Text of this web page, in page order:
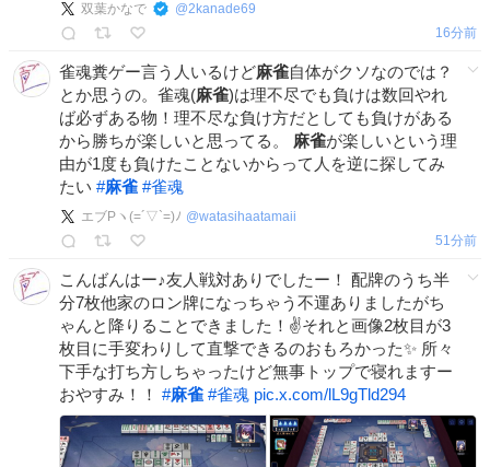
双葉かなで @2kanade69
16分前
雀魂糞ゲー言う人いるけど麻雀自体がクソなのでは？
とか思うの。雀魂(麻雀)は理不尽でも負けは数回やれ
ば必ずある物！理不尽な負け方だとしても負けがある
から勝ちが楽しいと思ってる。 麻雀が楽しいという理
由が1度も負けたことないからって人を逆に探してみ
たい #麻雀 #雀魂
エブPヽ(=´▽`=)ﾉ @watasihaatamaii
51分前
こんばんはー♪友人戦対ありでしたー！ 配牌のうち半
分7枚他家のロン牌になっちゃう不運ありましたがち
ゃんと降りることできました！✌️それと画像2枚目が3
枚目に手変わりして直撃できるのおもろかった✨ 所々
下手な打ち方しちゃったけど無事トップで寝れますー
おやすみ！！ #麻雀 #雀魂 pic.x.com/lL9gTld294